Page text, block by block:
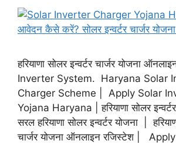
हरियाणा सोलर इन्वर्टर चार्जर योजना
Inverter System. Haryana Solar
Charger Scheme | Apply Solar
Yojana Haryana | हरियाणा सोलर इन्वर्टर
सरल हरियाणा सोलर इन्वर्टर योजना |
चार्जर योजना ऑनलाइन रजिस्टेश |